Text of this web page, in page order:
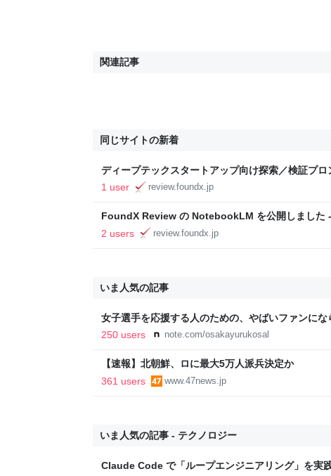
関連記事
同じサイトの新着
ディープテックスタートアップ向け探索／検証プ
FoundX Review - 起業家とスタートアップのための
1 user review.foundx.jp
FoundX Review の NotebookLM を公開しました
とスタートアップのためのノウハウ情報
2 users review.foundx.jp
いま人気の記事
女子選手を応援する人のための、やばいファンにな
OSAKA YURU KOSAL:TETSUYA KITAMOTO
250 users note.com/osakayurukosal
【速報】北朝鮮、ロに最大5万人派兵決定か
361 users
www.47news.jp
いま人気の記事 - テクノロジー
Claude Code で「ループエンジニアリング」を実